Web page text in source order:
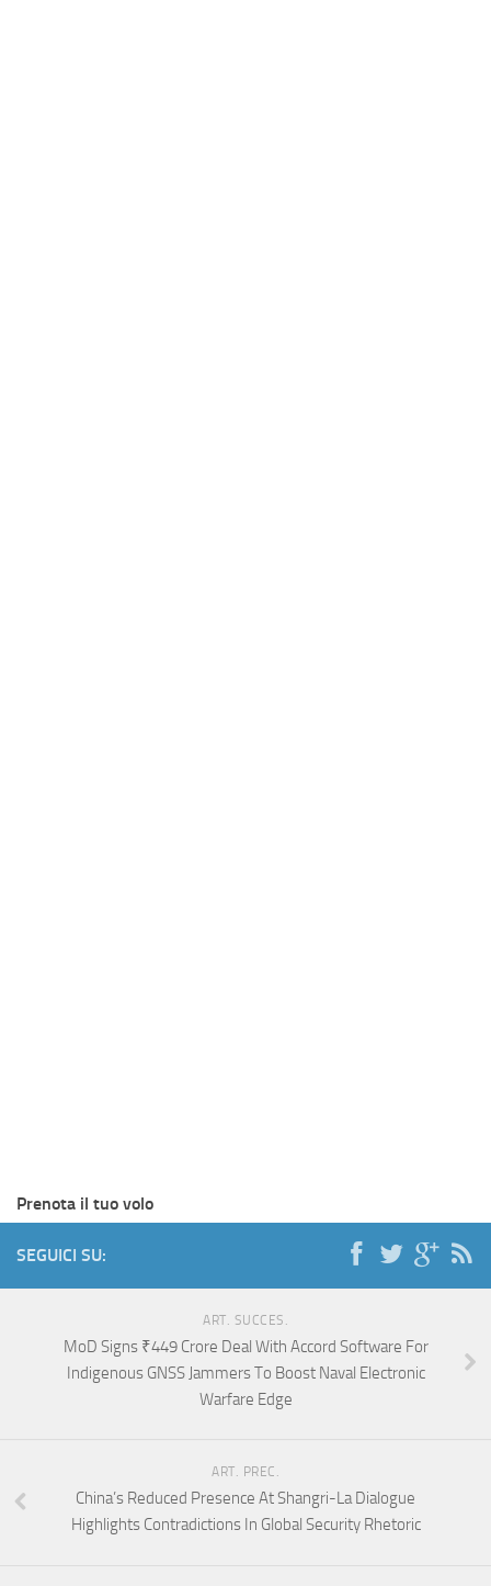
Prenota il tuo volo
SEGUICI SU:
ART. SUCCES.
MoD Signs ₹449 Crore Deal With Accord Software For
Indigenous GNSS Jammers To Boost Naval Electronic
Warfare Edge
ART. PREC.
China’s Reduced Presence At Shangri-La Dialogue
Highlights Contradictions In Global Security Rhetoric